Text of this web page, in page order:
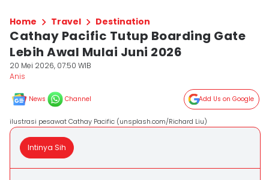
Home Travel Destination
Cathay Pacific Tutup Boarding Gate
Lebih Awal Mulai Juni 2026
20 Mei 2026, 07:50 WIB
Anis
News Channel Add Us on Google
ilustrasi pesawat Cathay Pacific (unsplash.com/Richard Liu)
Intinya Sih